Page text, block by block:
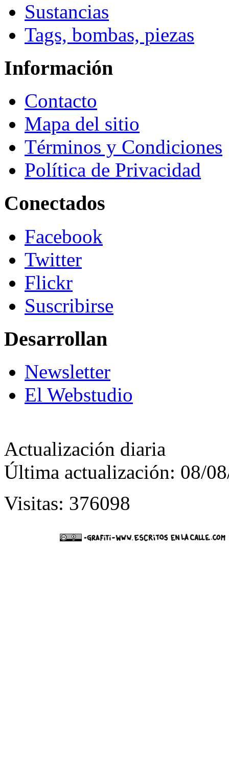
Sustancias
Tags, bombas, piezas
Información
Contacto
Mapa del sitio
Términos y Condiciones
Política de Privacidad
Conectados
Facebook
Twitter
Flickr
Suscribirse
Desarrollan
Newsletter
El Webstudio
Actualización diaria
Última actualización: 08/
Visitas: 376098